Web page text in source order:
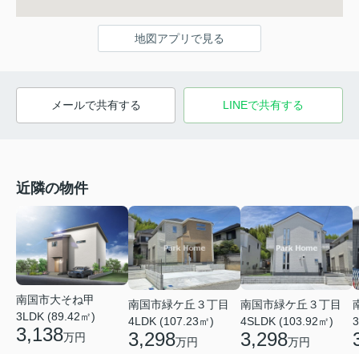
地図アプリで見る
メールで共有する LINEで共有する
近隣の物件
南国市大そね甲
3LDK (89.42㎡)
3,138万円
南国市緑ケ丘３丁目
4LDK (107.23㎡)
3,298万円
南国市緑ケ丘３丁目
4SLDK (103.92㎡)
3,298万円